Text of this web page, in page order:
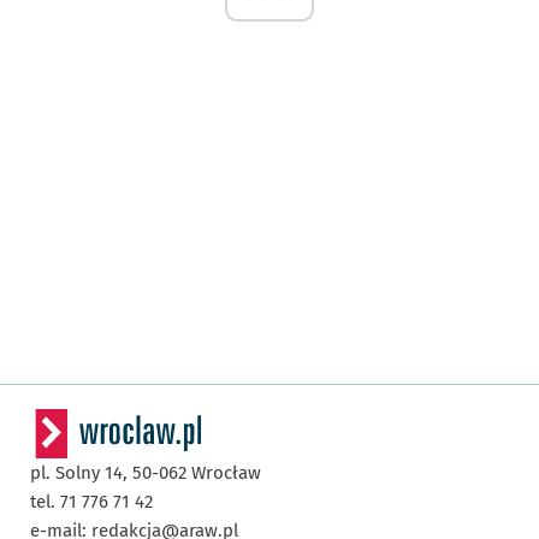
pl. Solny 14, 50-062 Wrocław
tel. 71 776 71 42
e-mail: redakcja@araw.pl